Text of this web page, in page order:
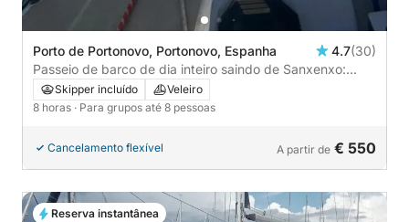
Porto de Portonovo, Portonovo, Espanha 4.7(30)
Passeio de barco de dia inteiro saindo de Sanxenxo:
explore a Ilha Ons, a Ilha Aldán ou a Ilha Tambo
Skipper incluído
Veleiro
8 horas · Para grupos até 8 pessoas
Cancelamento flexível A partir de € 550
Reserva instantânea